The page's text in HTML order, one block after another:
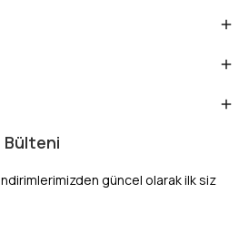
Bülteni
güncel olarak ilk siz